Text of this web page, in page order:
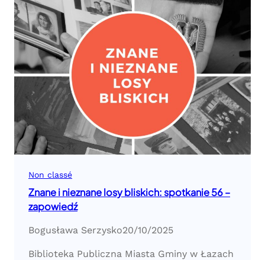
Non classé
Znane i nieznane losy bliskich: spotkanie 56 –
zapowiedź
Bogusława Serzysko20/10/2025
Biblioteka Publiczna Miasta Gminy w Łazach